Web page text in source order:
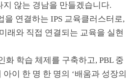
지 않는 경남을 만들겠습니다.
을 연결하는 IPS 교육클러스터로,
미래와 직접 연결되는 교육을 실현
화 학습 체제를 구축하고, PBL 중
이 한 명 한 명의 ‘배움과 성장의